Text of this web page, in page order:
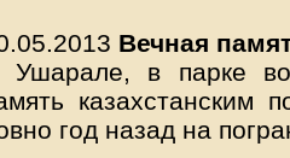
Вечная
Ушарале, в парке
казахстанским
год назад на